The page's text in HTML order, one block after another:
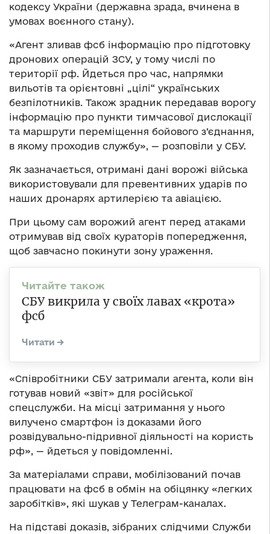
кодексу України (державна зрада, вчинена в
умовах воєнного стану).
«Агент зливав фсб інформацію про підготовку
дронових операцій ЗСУ, у тому числі по
території рф. Йдеться про час, напрямки
вильотів та орієнтовні „цілі“ українських
безпілотників. Також зрадник передавав ворогу
інформацію про пункти тимчасової дислокації
та маршрути переміщення бойового з’єднання,
в якому проходив службу», — розповіли у СБУ.
Як зазначається, отримані дані ворожі війська
використовували для превентивних ударів по
наших дронарях артилерією та авіацією.
При цьому сам ворожий агент перед атаками
отримував від своїх кураторів попередження,
щоб завчасно покинути зону ураження.
СБУ викрила у своїх лавах «крота»
фсб
«Співробітники СБУ затримали агента, коли він
готував новий «звіт» для російської
спецслужби. На місці затримання у нього
вилучено смартфон із доказами його
розвідувально-підривної діяльності на користь
рф», — йдеться у повідомленні.
За матеріалами справи, мобілізований почав
працювати на фсб в обмін на обіцянку «легких
заробітків», які шукав у Телеграм-каналах.
На підставі доказів, зібраних слідчими Служби